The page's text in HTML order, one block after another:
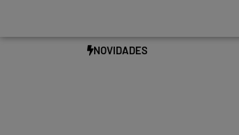
NOVIDADES